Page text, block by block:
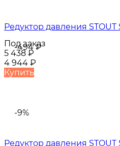
-494₽
Редуктор давления
Под заказ
5 438₽
4 944 ₽
Купить
-9%
Редуктор давления